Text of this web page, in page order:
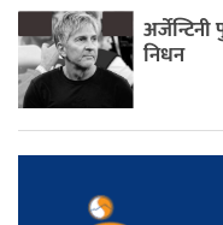
निधन